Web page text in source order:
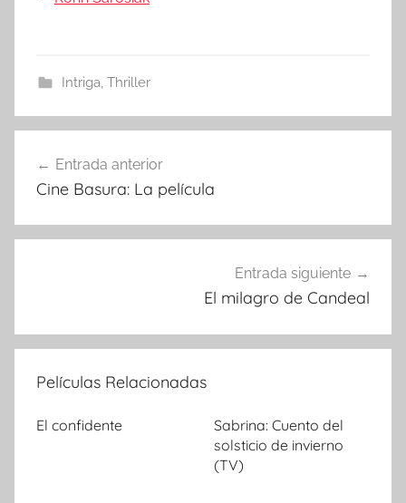
Intriga, Thriller
Navegación
de
entradas
Entrada anterior
Cine Basura: La película
Entrada siguiente
El milagro de Candeal
Películas Relacionadas
El confidente
Sabrina: Cuento del
solsticio de invierno
(TV)